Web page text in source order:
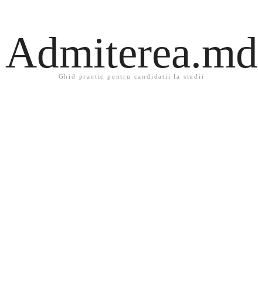
Admiterea.md
Ghid practic pentru candidatii la studii